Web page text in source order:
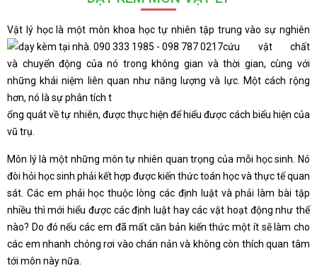
Vật lý học là một môn khoa học tự nhiên tập trung vào sự nghiên
cứu vật chất
và chuyển động của nó trong không gian và thời gian, cùng với
những khái niệm liên quan như năng lượng và lực. Một cách rộng
hơn, nó là sự phân tích t
ổng quát về tự nhiên, được thực hiện để hiểu được cách biểu hiện của
vũ trụ.
Môn lý là một những môn tự nhiên quan trọng của mỗi học sinh. Nó
đòi hỏi học sinh phải kết hợp được kiến thức toán học và thực tế quan
sát. Các em phải học thuộc lòng các định luật và phải làm bài tập
nhiều thì mới hiểu được các định luật hay các vật hoạt động như thế
nào? Do đó nếu các em đã mất căn bản kiến thức một ít sẽ làm cho
các em nhanh chóng rơi vào chán nản và không còn thích quan tâm
tới môn này nữa.